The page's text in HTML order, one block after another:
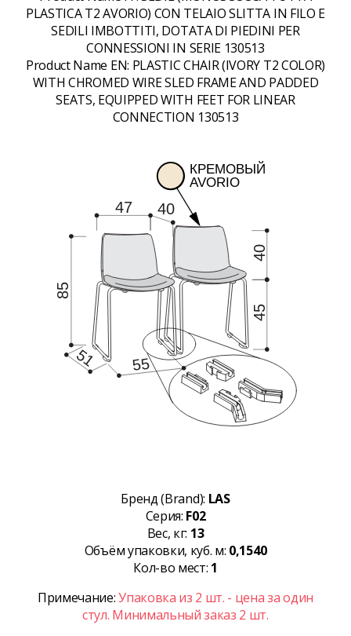
PLASTICA T2 AVORIO) CON TELAIO SLITTA IN FILO E
SEDILI IMBOTTITI, DOTATA DI PIEDINI PER
CONNESSIONI IN SERIE 130513
Product Name EN: PLASTIC CHAIR (IVORY T2 COLOR)
WITH CHROMED WIRE SLED FRAME AND PADDED
SEATS, EQUIPPED WITH FEET FOR LINEAR
CONNECTION 130513
Бренд (Brand): LAS
Серия: F02
Вес, кг: 13
Объём упаковки, куб. м: 0,1540
Кол-во мест: 1
Примечание:Упаковка из 2 шт. - цена за один
стул. Минимальный заказ 2 шт.